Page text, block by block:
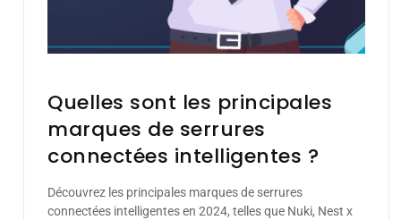
Quelles sont les principales
marques de serrures
connectées intelligentes ?
Découvrez les principales marques de serrures
connectées intelligentes en 2024, telles que Nuki, Nest x